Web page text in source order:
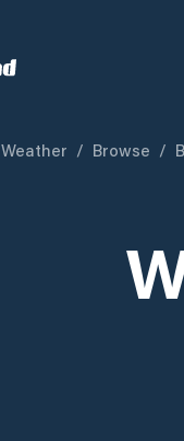
Weather / Browse /